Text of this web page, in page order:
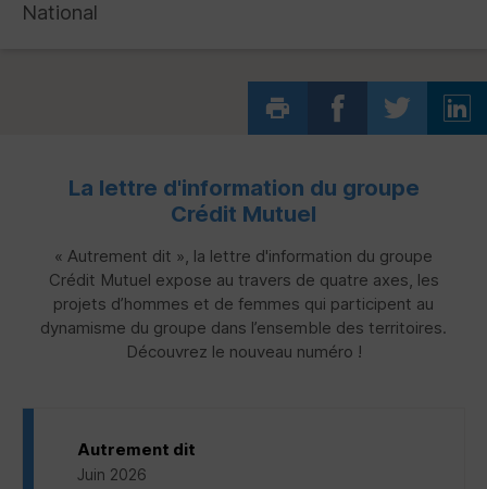
National
La lettre d'information du groupe
Crédit Mutuel
« Autrement dit », la lettre d'information du groupe
Crédit Mutuel expose au travers de quatre axes, les
projets d’hommes et de femmes qui participent au
dynamisme du groupe dans l’ensemble des territoires.
Découvrez le nouveau numéro !
Autrement dit
Juin 2026